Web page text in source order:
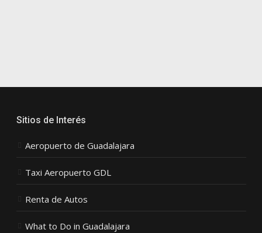
Sitios de Interés
Aeropuerto de Guadalajara
Taxi Aeropuerto GDL
Renta de Autos
What to Do in Guadalajara